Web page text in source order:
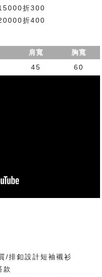
折300
折400
肩寬
胸寬
45 60
/排釦設計短袖襯衫
款